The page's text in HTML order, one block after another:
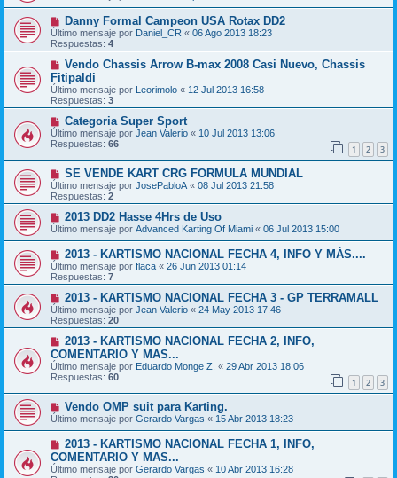
Danny Formal Campeon USA Rotax DD2
Último mensaje por Daniel_CR « 06 Ago 2013 18:23
Respuestas: 4
Vendo Chassis Arrow B-max 2008 Casi Nuevo, Chassis
Fitipaldi
Último mensaje por Leorimolo « 12 Jul 2013 16:58
Respuestas: 3
Categoria Super Sport
Último mensaje por Jean Valerio « 10 Jul 2013 13:06
Respuestas: 66 1 2 3
SE VENDE KART CRG FORMULA MUNDIAL
Último mensaje por JosePabloA « 08 Jul 2013 21:58
Respuestas: 2
2013 DD2 Hasse 4Hrs de Uso
Último mensaje por Advanced Karting Of Miami « 06 Jul 2013 15:00
2013 - KARTISMO NACIONAL FECHA 4, INFO Y MÁS....
Último mensaje por flaca « 26 Jun 2013 01:14
Respuestas: 7
2013 - KARTISMO NACIONAL FECHA 3 - GP TERRAMALL
Último mensaje por Jean Valerio « 24 May 2013 17:46
Respuestas: 20
2013 - KARTISMO NACIONAL FECHA 2, INFO,
COMENTARIO Y MAS...
Último mensaje por Eduardo Monge Z. « 29 Abr 2013 18:06
Respuestas: 60 1 2 3
Vendo OMP suit para Karting.
Último mensaje por Gerardo Vargas « 15 Abr 2013 18:23
2013 - KARTISMO NACIONAL FECHA 1, INFO,
COMENTARIO Y MAS...
Último mensaje por Gerardo Vargas « 10 Abr 2013 16:28